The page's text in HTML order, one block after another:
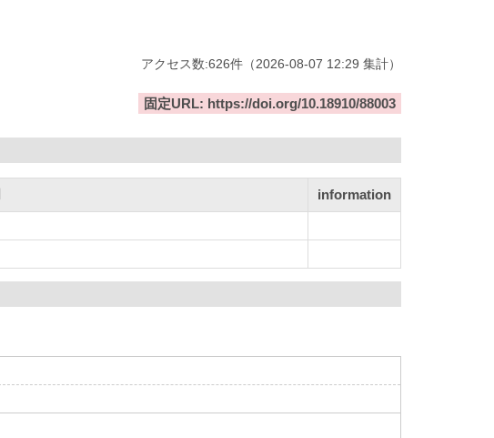
アクセス数:626件 （2026-08-07 12:29 集計）
固定URL: https://doi.org/10.18910/88003
information